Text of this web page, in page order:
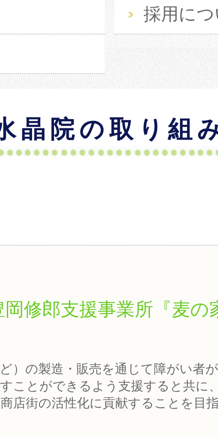
採用に
晶院の取り組
岡修郎支援事業所『麦の
）の製造・販売を通じて障がい者
ことができるよう支援すると共に
店街の活性化に貢献することを目